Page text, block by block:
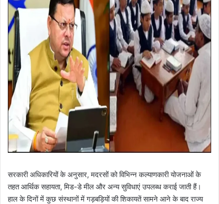
सरकारी अधिकारियों के अनुसार, मदरसों को विभिन्न कल्याणकारी योजनाओं के
तहत आर्थिक सहायता, मिड-डे मील और अन्य सुविधाएं उपलब्ध कराई जाती हैं।
हाल के दिनों में कुछ संस्थानों में गड़बड़ियों की शिकायतें सामने आने के बाद राज्य